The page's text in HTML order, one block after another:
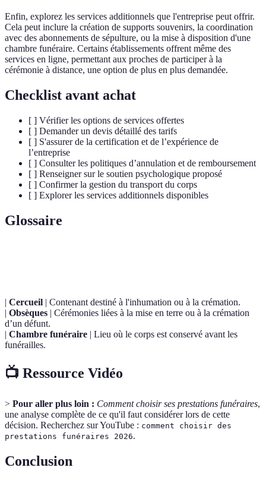
Enfin, explorez les services additionnels que l'entreprise peut offrir.
Cela peut inclure la création de supports souvenirs, la coordination
avec des abonnements de sépulture, ou la mise à disposition d'une
chambre funéraire. Certains établissements offrent même des
services en ligne, permettant aux proches de participer à la
cérémonie à distance, une option de plus en plus demandée.
Checklist avant achat
[ ] Vérifier les options de services offertes
[ ] Demander un devis détaillé des tarifs
[ ] S'assurer de la certification et de l’expérience de
l’entreprise
[ ] Consulter les politiques d’annulation et de remboursement
[ ] Renseigner sur le soutien psychologique proposé
[ ] Confirmer la gestion du transport du corps
[ ] Explorer les services additionnels disponibles
Glossaire
| Cercueil | Contenant destiné à l'inhumation ou à la crémation.
| Obsèques | Cérémonies liées à la mise en terre ou à la crémation
d’un défunt.
| Chambre funéraire | Lieu où le corps est conservé avant les
funérailles.
📺 Ressource Vidéo
> Pour aller plus loin : Comment choisir ses prestations funéraires,
une analyse complète de ce qu'il faut considérer lors de cette
décision. Recherchez sur YouTube : comment choisir des
prestations funéraires 2026.
Conclusion